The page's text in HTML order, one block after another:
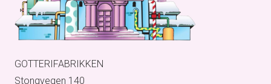
GOTTERIFABRIKKEN
Stongvegen 140